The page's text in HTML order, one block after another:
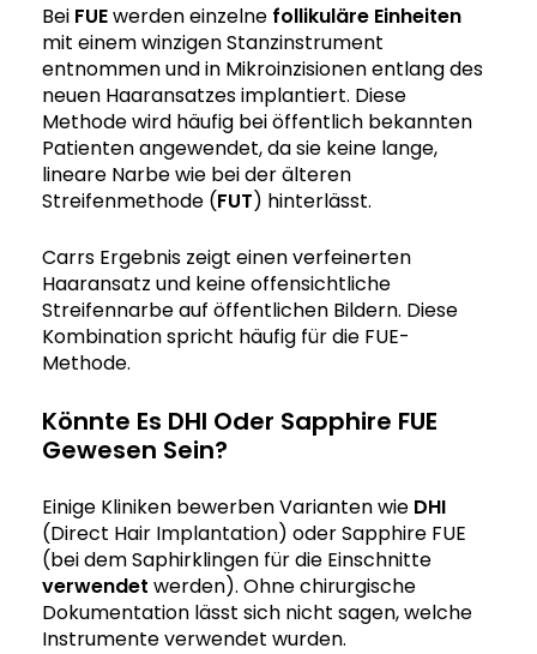
Bei FUEwerden einzelne follikuläre Einheiten
mit einem winzigen Stanzinstrument
entnommen und in Mikroinzisionen entlang des
neuen Haaransatzes implantiert. Diese
Methode wird häufig bei öffentlich bekannten
Patienten angewendet, da sie keine lange,
lineare Narbe wie bei der älteren
Streifenmethode (FUT) hinterlässt.
Carrs Ergebnis zeigt einen verfeinerten
Haaransatz und keine offensichtliche
Streifennarbe auf öffentlichen Bildern. Diese
Kombination spricht häufig für die FUE-
Methode.
Könnte Es DHI Oder Sapphire FUE
Gewesen Sein?
Einige Kliniken bewerben Varianten wie DHI
(Direct Hair Implantation) oder Sapphire FUE
(bei dem Saphirklingen für die Einschnitte
verwendet werden). Ohne chirurgische
Dokumentation lässt sich nicht sagen, welche
Instrumente verwendet wurden.